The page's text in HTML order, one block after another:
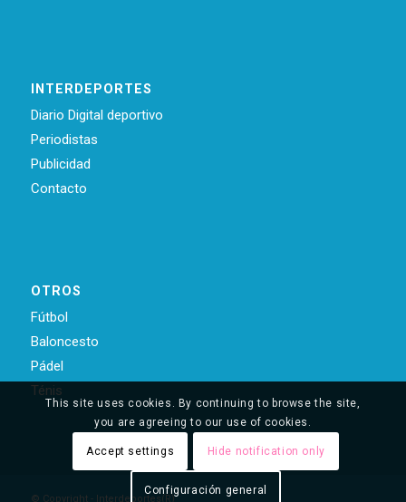
INTERDEPORTES
Diario Digital deportivo
Periodistas
Publicidad
Contacto
OTROS
Fútbol
Baloncesto
Pádel
Ténis
© Copyright - Interdeportes(R)
This site uses cookies. By continuing to browse the site,
you are agreeing to our use of cookies.
Accept settings Hide notification only
Configuración general